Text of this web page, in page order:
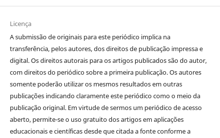
Licença
A submissão de originais para este periódico implica na
transferência, pelos autores, dos direitos de publicação impressa e
digital. Os direitos autorais para os artigos publicados são do autor,
com direitos do periódico sobre a primeira publicação. Os autores
somente poderão utilizar os mesmos resultados em outras
publicações indicando claramente este periódico como o meio da
publicação original. Em virtude de sermos um periódico de acesso
aberto, permite-se o uso gratuito dos artigos em aplicações
educacionais e científicas desde que citada a fonte conforme a